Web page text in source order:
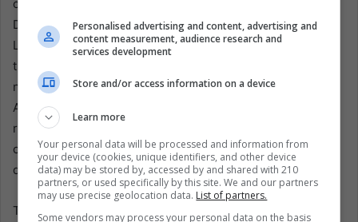
compañía. Incluye selecciones de Giselle, La Bella
Durmiente, El Cascanueces, Coppélia, Don Quijote y El
Lago de los Cisnes, obras que están en el corazón de la
tradición global del ballet. Pero bajo los pies cubanos,
nunca han sido simples reliquias europeas importadas.
Alonso y la escuela cubana las absorbieron,
reinterpretaron y formaron generaciones para bailarlas
con una mezcla particular de precisión técnica, claridad
dramática e intensidad emocional.
También hay un homenaje dentro del programa: “Sinfonía
Personalised advertising and content, advertising and
content measurement, audience research and
services development
Store and/or access information on a device
Learn more
Your personal data will be processed and information from
your device (cookies, unique identifiers, and other device
data) may be stored by, accessed by and shared with 210
partners, or used specifically by this site. We and our partners
may use precise geolocation data. List of partners.
Some vendors may process your personal data on the basis